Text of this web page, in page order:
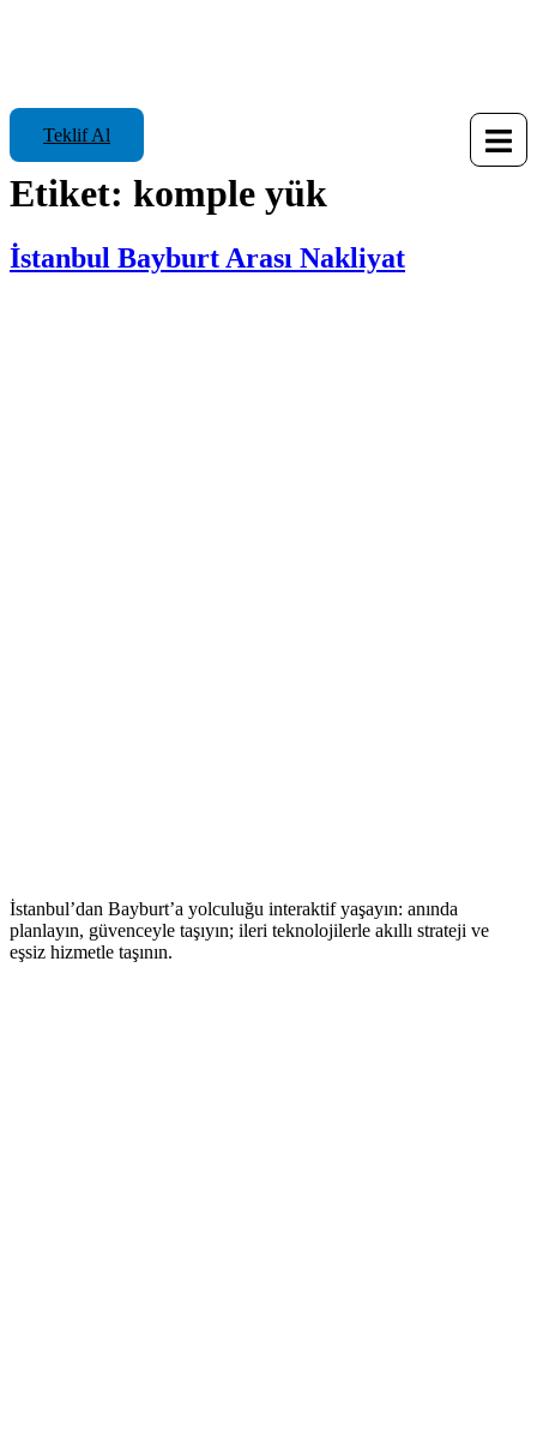
Teklif Al
Etiket: komple yük
İstanbul Bayburt Arası Nakliyat
İstanbul’dan Bayburt’a yolculuğu interaktif yaşayın: anında
planlayın, güvenceyle taşıyın; ileri teknolojilerle akıllı strateji ve
eşsiz hizmetle taşının.